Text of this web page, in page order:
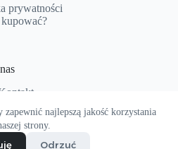
najlepszą jakość korzystania
strony.
Odrzuć
prywatności
kupować?
i realizacjahoptopart.pl